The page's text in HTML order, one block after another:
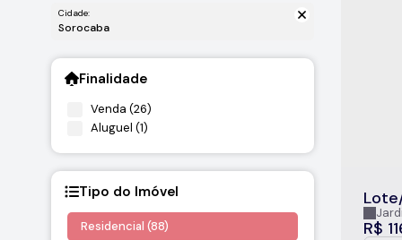
Cidade:
Sorocaba
Finalidade
Venda (26)
Aluguel (1)
Tipo do Imóvel
Residencial (88)
R$